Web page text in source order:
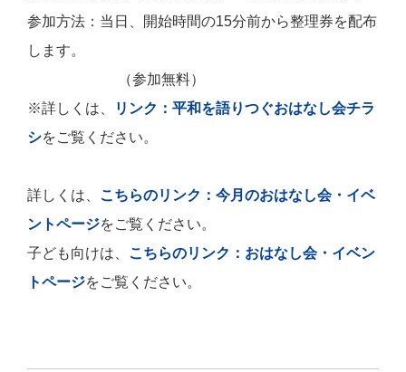
参加方法：当日、開始時間の15分前から整理券を配布
します。
（参加無料）
※詳しくは、
リンク：平和を語りつぐおはなし会チラ
シをご覧ください。
詳しくは、 こちらのリンク：今月のおはなし会・イベ
ントページをご覧ください。
子ども向けは、 こちらのリンク：おはなし会・イベン
トページをご覧ください。